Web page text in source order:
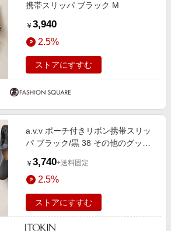
携帯スリッパ ブラック M
￥ 3,940
2.5%
ストアにすすむ
a.v.v ポーチ付きリボン携帯スリッ
パ ブラック/黒 38 その他のグッズ /
￥ 3,740+送料固定
2.5%
ストアにすすむ